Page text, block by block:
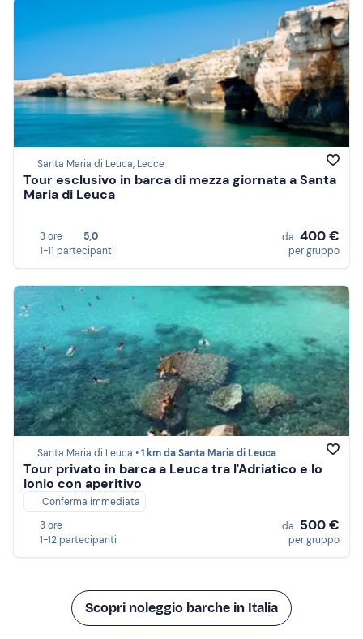
Santa Maria di Leuca, Lecce
Tour esclusivo in barca di mezza giornata a Santa
Maria di Leuca
3 ore
5,0
1-11 partecipanti
da 400 €
per gruppo
Santa Maria di Leuca •1 km da Santa Maria di Leuca
Tour privato in barca a Leuca tra l'Adriatico e lo
Ionio con aperitivo
Conferma immediata
3 ore
1-12 partecipanti
da 500 €
per gruppo
Scopri noleggio barche in Italia